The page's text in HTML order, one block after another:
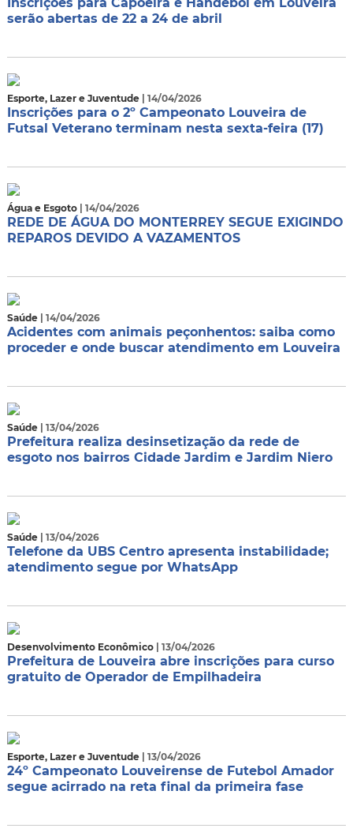
serão abertas de 22 a 24 de abril
Esporte, Lazer e Juventude | 14/04/2026
Inscrições para o 2º Campeonato Louveira de
Futsal Veterano terminam nesta sexta-feira (17)
Água e Esgoto | 14/04/2026
REDE DE ÁGUA DO MONTERREY SEGUE EXIGINDO
REPAROS DEVIDO A VAZAMENTOS
Saúde | 14/04/2026
Acidentes com animais peçonhentos: saiba como
proceder e onde buscar atendimento em Louveira
Saúde | 13/04/2026
Prefeitura realiza desinsetização da rede de
esgoto nos bairros Cidade Jardim e Jardim Niero
Saúde | 13/04/2026
Telefone da UBS Centro apresenta instabilidade;
atendimento segue por WhatsApp
Desenvolvimento Econômico | 13/04/2026
Prefeitura de Louveira abre inscrições para curso
gratuito de Operador de Empilhadeira
Esporte, Lazer e Juventude | 13/04/2026
24º Campeonato Louveirense de Futebol Amador
segue acirrado na reta final da primeira fase